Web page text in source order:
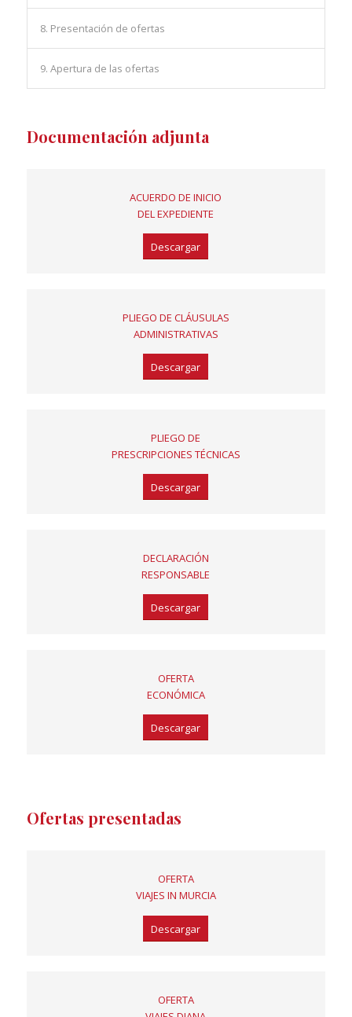
8. Presentación de ofertas
9. Apertura de las ofertas
Documentación adjunta
ACUERDO DE INICIO
DEL EXPEDIENTE
Descargar
PLIEGO DE CLÁUSULAS
ADMINISTRATIVAS
Descargar
PLIEGO DE
PRESCRIPCIONES TÉCNICAS
Descargar
DECLARACIÓN
RESPONSABLE
Descargar
OFERTA
ECONÓMICA
Descargar
Ofertas presentadas
OFERTA
VIAJES IN MURCIA
Descargar
OFERTA